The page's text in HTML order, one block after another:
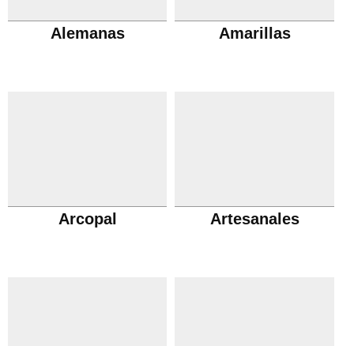
Alemanas Amarillas
Arcopal Artesanales